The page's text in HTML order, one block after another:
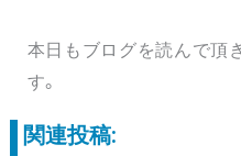
本日もブログを読んで頂
す。
関連投稿: